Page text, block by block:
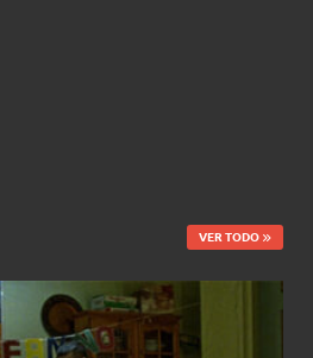
VER TODO